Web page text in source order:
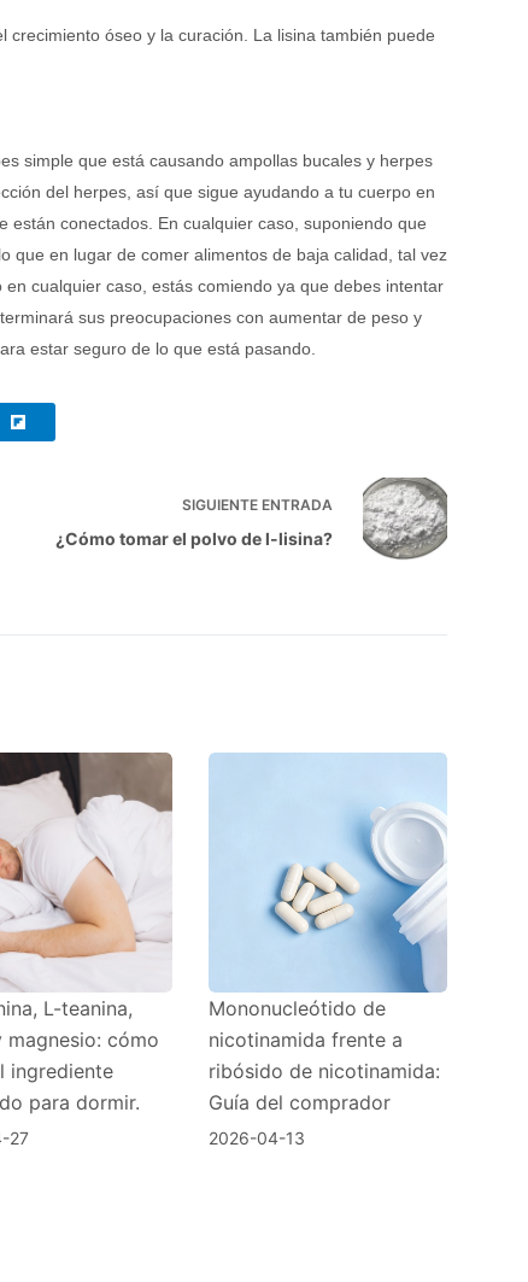
óseo y la curación. La lisina también puede
simple que está causando ampollas bucales y herpes
del herpes, así que sigue ayudando a tu cuerpo en
conectados. En cualquier caso, suponiendo que
que en lugar de comer alimentos de baja calidad, tal vez
cualquier caso, estás comiendo ya que debes intentar
sus preocupaciones con aumentar de peso y
estar seguro de lo que está pasando.
SIGUIENTE ENTRADA
¿Cómo tomar el polvo de l-lisina?
L-teanina,
magnesio: cómo
ingrediente
para dormir.
27
Mononucleótido de
nicotinamida frente a
ribósido de nicotinamida:
Guía del comprador
2026-04-13